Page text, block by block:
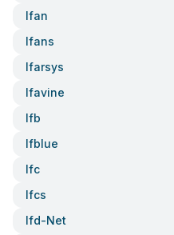
Ifan
Ifans
Ifarsys
Ifavine
Ifb
Ifblue
Ifc
Ifcs
Ifd-Net